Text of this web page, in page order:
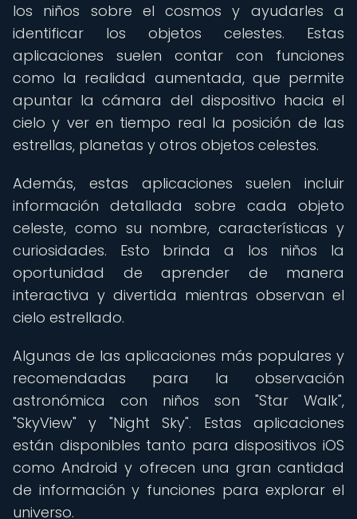
los niños sobre el cosmos y ayudarles a
identificar los objetos celestes. Estas
aplicaciones suelen contar con funciones
como la realidad aumentada, que permite
apuntar la cámara del dispositivo hacia el
cielo y ver en tiempo real la posición de las
estrellas, planetas y otros objetos celestes.
Además, estas aplicaciones suelen incluir
información detallada sobre cada objeto
celeste, como su nombre, características y
curiosidades. Esto brinda a los niños la
oportunidad de aprender de manera
interactiva y divertida mientras observan el
cielo estrellado.
Algunas de las aplicaciones más populares y
recomendadas para la observación
astronómica con niños son "Star Walk",
"SkyView" y "Night Sky". Estas aplicaciones
están disponibles tanto para dispositivos iOS
como Android y ofrecen una gran cantidad
de información y funciones para explorar el
universo.